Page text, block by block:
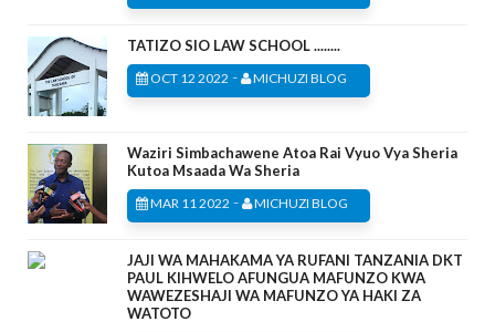
TATIZO SIO LAW SCHOOL ........
OCT 12 2022 - MICHUZI BLOG
Waziri Simbachawene Atoa Rai Vyuo Vya Sheria
Kutoa Msaada Wa Sheria
MAR 11 2022 - MICHUZI BLOG
JAJI WA MAHAKAMA YA RUFANI TANZANIA DKT
PAUL KIHWELO AFUNGUA MAFUNZO KWA
WAWEZESHAJI WA MAFUNZO YA HAKI ZA
WATOTO